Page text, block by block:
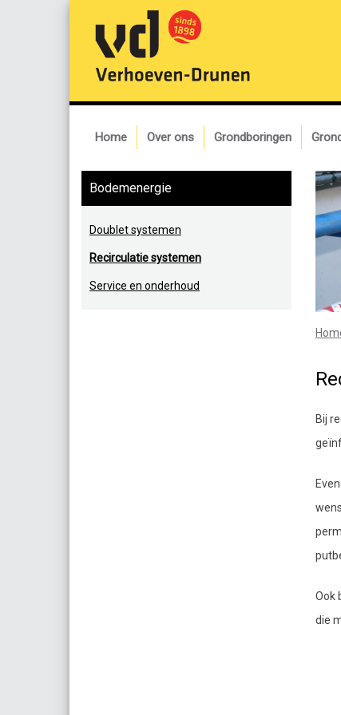
Home Over ons Grondboringen
Bodemenergie
Doublet systemen
Recirculatie systemen
Service en onderhoud
Bij
Ook
die